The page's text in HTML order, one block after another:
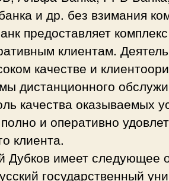
и др. без взимания
предоставляет
клиентам.
качестве и
дистанционного
качества оказываемых
и оперативно
клиента.
Дубков имеет следующее
государственный